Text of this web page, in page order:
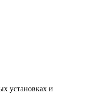
установках и